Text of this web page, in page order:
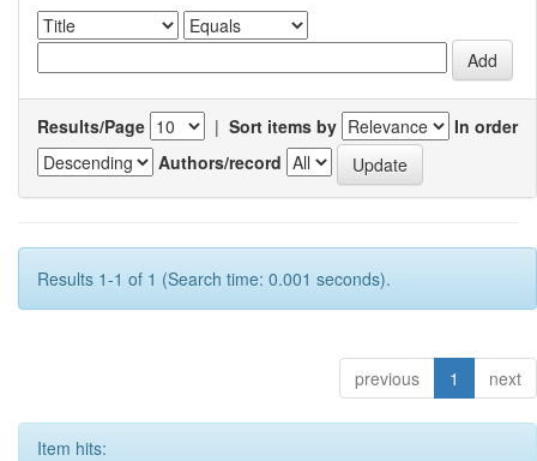
Results/Page | Sort items by
In order
Authors/record
Results 1-1 of 1 (Search time: 0.001 seconds).
previous 1 next
Item hits: